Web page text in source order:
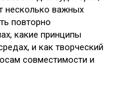
несколько важных
повторно
какие принципы
и как творческий
совместимости и